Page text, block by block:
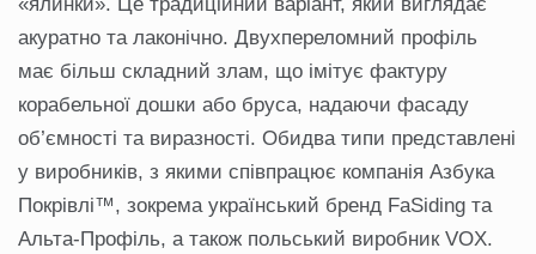
«ялинки». Це традиційний варіант, який виглядає
акуратно та лаконічно. Двухпереломний профіль
має більш складний злам, що імітує фактуру
корабельної дошки або бруса, надаючи фасаду
об’ємності та виразності. Обидва типи представлені
у виробників, з якими співпрацює компанія Азбука
Покрівлі™, зокрема український бренд FaSiding та
Альта-Профіль, а також польський виробник VOX.